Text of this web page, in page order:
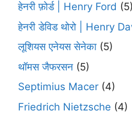
हेनरी फ़ोर्ड | Henry Ford (5)
हेनरी डेविड थोरो | Henry
लूशियस एनेयस सेनेका (5)
थॉमस जैफरसन (5)
Septimius Macer (4)
Friedrich Nietzsche (4)